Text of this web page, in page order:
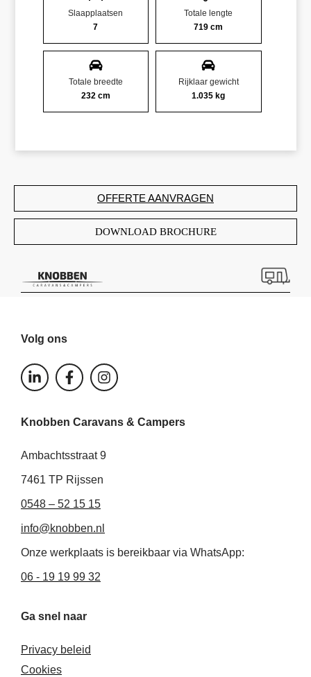
Slaapplaatsen
7
Totale lengte
719 cm
Totale breedte
232 cm
Rijklaar gewicht
1.035 kg
OFFERTE AANVRAGEN
DOWNLOAD BROCHURE
Volg ons
L
i
e
i
-
n
F
a
b
o
-
I
n
a
r
Knobben Caravans & Campers
Ambachtsstraat 9
7461 TP Rijssen
0548 – 52 15 15
info@knobben.nl
Onze werkplaats is bereikbaar via WhatsApp:
06 - 19 19 99 32
Ga snel naar
Privacy beleid
Cookies